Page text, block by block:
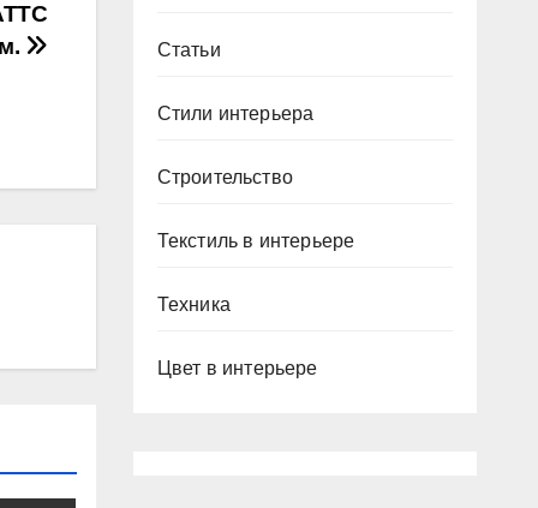
Статьи
Стили интерьера
Строительство
Текстиль в интерьере
Техника
Цвет в интерьере